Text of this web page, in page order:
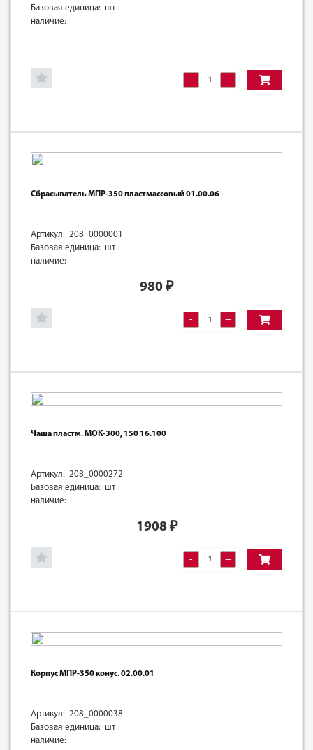
Базовая единица: шт
наличие:
- +
Сбрасыватель МПР-350 пластмассовый 01.00.06
Артикул: 208_0000001
Базовая единица: шт
наличие:
980 ₽
- +
Чаша пластм. МОК-300, 150 16.100
Артикул: 208_0000272
Базовая единица: шт
наличие:
1908₽
- +
Корпус МПР-350 конус. 02.00.01
Артикул: 208_0000038
Базовая единица: шт
наличие: